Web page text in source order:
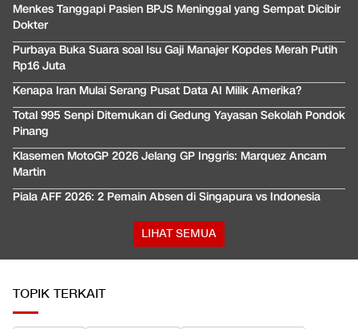
Menkes Tanggapi Pasien BPJS Meninggal yang Sempat Dicibir
Dokter
Purbaya Buka Suara soal Isu Gaji Manajer Kopdes Merah Putih
Rp16 Juta
Kenapa Iran Mulai Serang Pusat Data AI Milik Amerika?
Total 995 Senpi Ditemukan di Gedung Yayasan Sekolah Pondok
Pinang
Klasemen MotoGP 2026 Jelang GP Inggris: Marquez Ancam
Martin
Piala AFF 2026: 2 Pemain Absen di Singapura vs Indonesia
LIHAT SEMUA
TOPIK TERKAIT